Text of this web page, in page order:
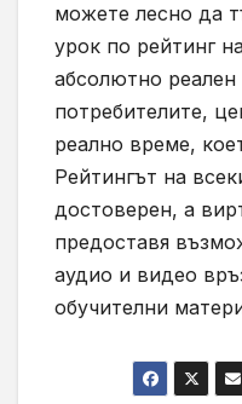
можете лесно да
урок по рейтинг
абсолютно
потребителите,
реално време,
Рейтингът на
достоверен, а
предоставя
аудио и видео
обучителни